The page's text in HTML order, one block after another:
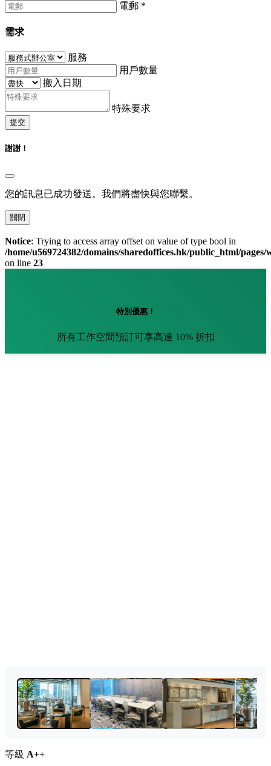
電郵 *
需求
服務
用戶數量
搬入日期
特殊要求
提交
謝謝！
您的訊息已成功發送。我們將盡快與您聯繫。
關閉
Notice: Trying to access array offset on value of type bool in
/home/u569724382/domains/sharedoffices.hk/public_html/pages/
on line 23
特別優惠！
所有工作空間預訂可享高達 10% 折扣
等級 A++